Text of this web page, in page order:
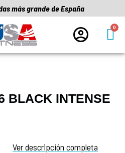
más grande de España
BLACK INTENSE
Ver descripción completa